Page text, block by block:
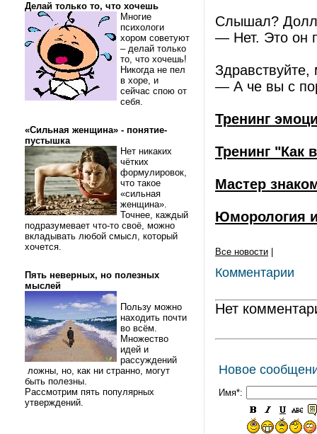
Делай только то, что хочешь
Многие
психологи
хором советуют
– делай только
то, что хочешь!
Никогда не пел
в хоре, и
сейчас спою от
себя.
«Сильная женщина» - понятие-
пустышка
Нет никаких
чётких
формулировок,
что такое
«сильная
женщина».
Точнее, каждый
подразумевает что-то своё, можно
вкладывать любой смысл, который
хочется.
Пять неверных, но полезных
мыслей
Пользу можно
находить почти
во всём.
Множество
идей и
рассуждений
ложны, но, как ни странно, могут
быть полезны.
Рассмотрим пять популярных
утверждений.
Слышал?
— Нет. Это он
— А че вы с
Тренинг
Тренинг "Как
Мастер
Юморология
Все новости
Комментарии
Нет
Новое
Имя*: